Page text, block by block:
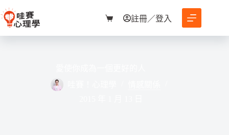
至
購
物
註冊／登入